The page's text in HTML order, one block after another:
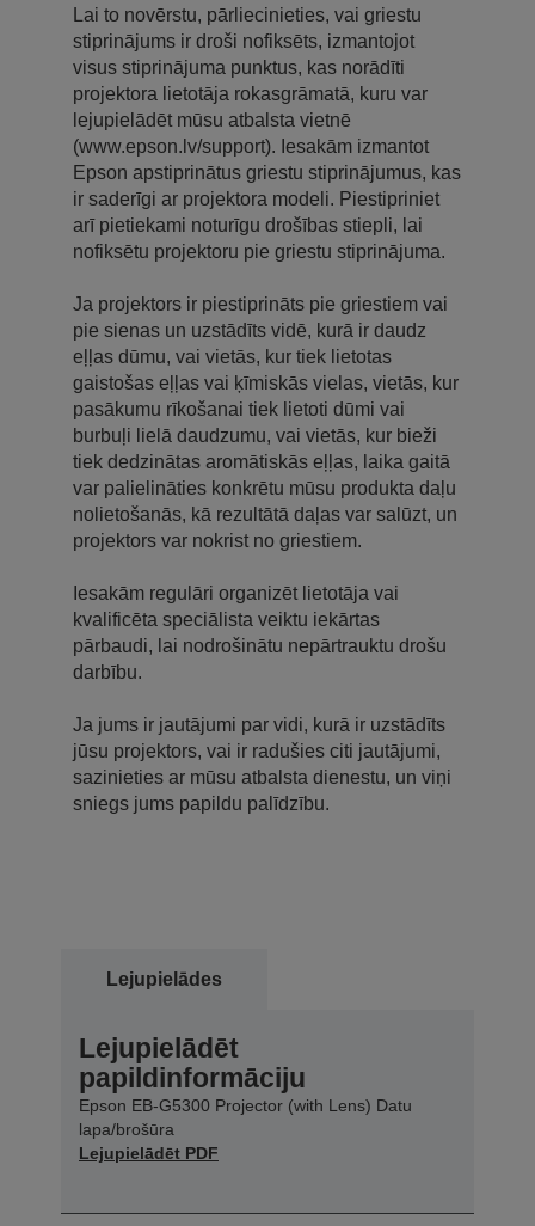
Lai to novērstu, pārliecinieties, vai griestu
stiprinājums ir droši nofiksēts, izmantojot
visus stiprinājuma punktus, kas norādīti
projektora lietotāja rokasgrāmatā, kuru var
lejupielādēt mūsu atbalsta vietnē
(www.epson.lv/support). Iesakām izmantot
Epson apstiprinātus griestu stiprinājumus, kas
ir saderīgi ar projektora modeli. Piestipriniet
arī pietiekami noturīgu drošības stiepli, lai
nofiksētu projektoru pie griestu stiprinājuma.
Ja projektors ir piestiprināts pie griestiem vai
pie sienas un uzstādīts vidē, kurā ir daudz
eļļas dūmu, vai vietās, kur tiek lietotas
gaistošas eļļas vai ķīmiskās vielas, vietās, kur
pasākumu rīkošanai tiek lietoti dūmi vai
burbuļi lielā daudzumu, vai vietās, kur bieži
tiek dedzinātas aromātiskās eļļas, laika gaitā
var palielināties konkrētu mūsu produkta daļu
nolietošanās, kā rezultātā daļas var salūzt, un
projektors var nokrist no griestiem.
Iesakām regulāri organizēt lietotāja vai
kvalificēta speciālista veiktu iekārtas
pārbaudi, lai nodrošinātu nepārtrauktu drošu
darbību.
Ja jums ir jautājumi par vidi, kurā ir uzstādīts
jūsu projektors, vai ir radušies citi jautājumi,
sazinieties ar mūsu atbalsta dienestu, un viņi
sniegs jums papildu palīdzību.
Lejupielādes
Lejupielādēt
papildinformāciju
Epson EB-G5300 Projector (with Lens) Datu
lapa/brošūra
Lejupielādēt PDF